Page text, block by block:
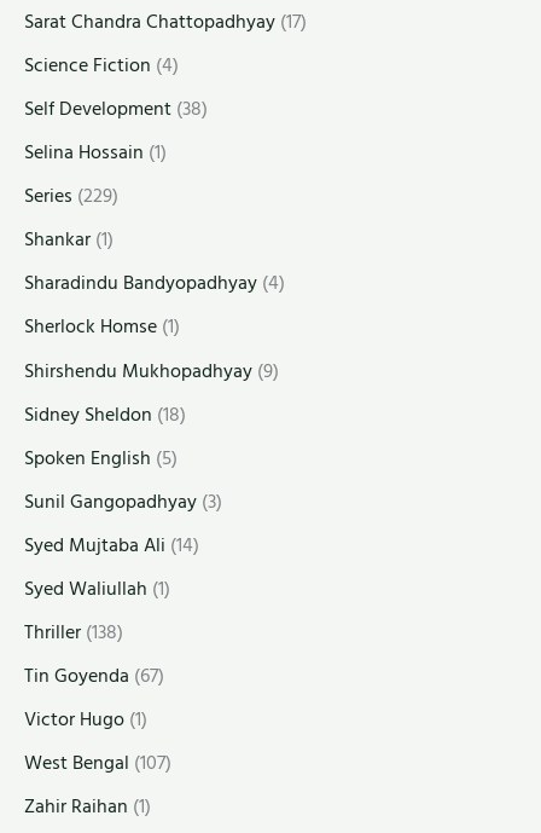
Sarat Chandra Chattopadhyay(17)
Science Fiction (4)
Self Development(38)
Selina Hossain (1)
Series (229)
Shankar(1)
Sharadindu Bandyopadhyay(4)
Sherlock Homse(1)
Shirshendu Mukhopadhyay(9)
Sidney Sheldon (18)
Spoken English (5)
Sunil Gangopadhyay(3)
Syed Mujtaba Ali (14)
Syed Waliullah (1)
Thriller(138)
Tin Goyenda (67)
Victor Hugo(1)
West Bengal (107)
Zahir Raihan (1)